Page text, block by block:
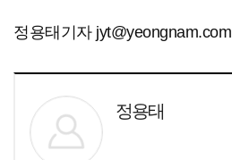
정용태기자 jyt@yeongnam.com
정용태